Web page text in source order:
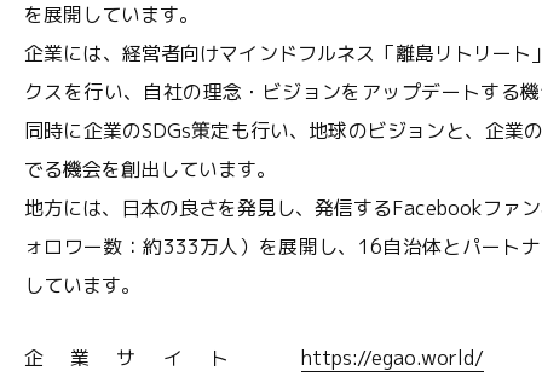
を展開しています。
企業には、経営者向けマインドフルネス「離島リトリー
クスを行い、自社の理念・ビジョンをアップデートする
同時に企業のSDGs策定も行い、地球のビジョンと、企業
でる機会を創出しています。
地方には、日本の良さを発見し、発信するFacebookファ
ォロワー数：約333万人）を展開し、16自治体とパート
しています。
企業サイトhttps://egao.world/